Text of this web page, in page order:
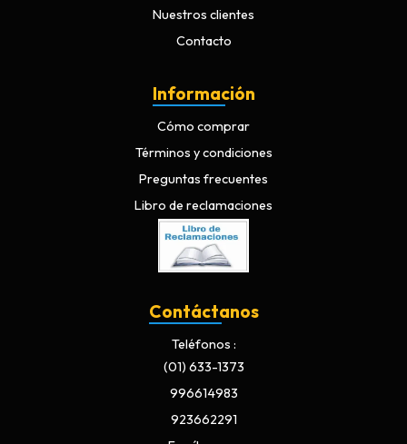
Nuestros clientes
Contacto
Información
Cómo comprar
Términos y condiciones
Preguntas frecuentes
Libro de reclamaciones
Contáctanos
Teléfonos
(01) 633-1373
996614983
923662291